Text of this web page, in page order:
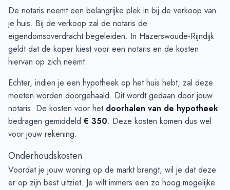
De notaris neemt een belangrijke plek in bij de verkoop van
je huis. Bij de verkoop zal de notaris de
eigendomsoverdracht begeleiden. In Hazerswoude-Rijndijk
geldt dat de koper kiest voor een notaris en de kosten
hiervan op zich neemt.
Echter, indien je een hypotheek op het huis hebt, zal deze
moeten worden doorgehaald. Dit wordt gedaan door jouw
notaris. De kosten voor het doorhalen van de hypotheek
bedragen gemiddeld € 350. Deze kosten komen dus wel
voor jouw rekening.
Onderhoudskosten
Voordat je jouw woning op de markt brengt, wil je dat deze
er op zijn best uitziet. Je wilt immers een zo hoog mogelijke